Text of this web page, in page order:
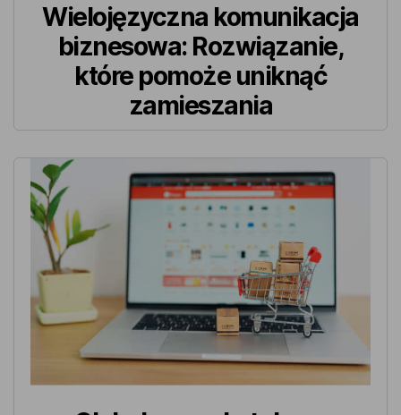
Wielojęzyczna komunikacja
biznesowa: Rozwiązanie,
które pomoże uniknąć
zamieszania